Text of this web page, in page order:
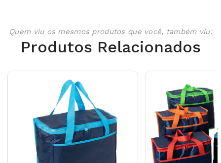
Quem viu os mesmos produtos que você, também viu:
Produtos Relacionados